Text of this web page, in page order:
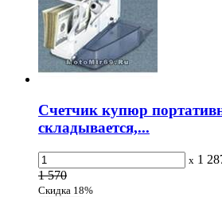
Счетчик купюр
складывается,...
x 1
1 570
Скидка 18%